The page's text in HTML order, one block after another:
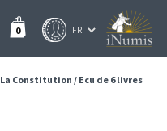
0
La Constitution / Ecu de 6 livres